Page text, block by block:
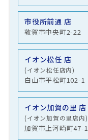
市役所前通 店
敦賀市中央町2-22
イオン松任 店
(イオン松任店内)
白山市平松町102-1
イオン加賀の里 店
(イオン加賀の里店内)
加賀市上河崎町47-1